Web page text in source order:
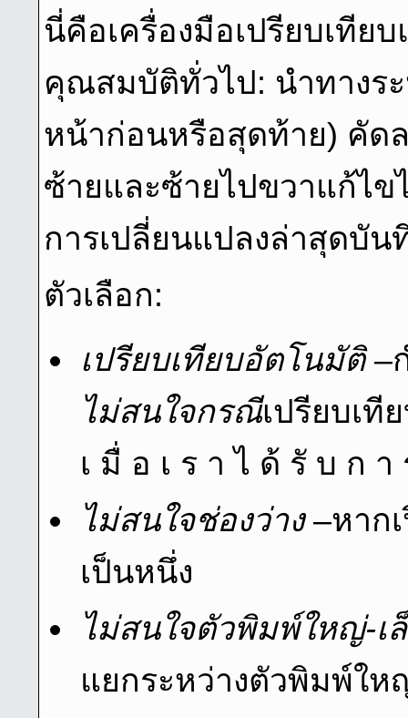
นี่คือเครื่องมือเปรียบเทีย
คุณสมบัติทั่วไป: นําทางร
หน้าก่อนหรือสุดท้าย) คัด
ซ้ายและซ้ายไปขวาแก้ไ
การเปลี่ยนแปลงล่าสุดบั
ตัวเลือก:
เปรียบเทียบอัตโนมัติ–
ไม่สนใจกรณีเปรียบเที
เ มื่ อ เ ร า ไ ด้ รั บ ก
ไม่สนใจช่องว่าง–หาก
เป็นหนึ่ง
ไม่สนใจตัวพิมพ์ใหญ่-เ
แยกระหว่างตัวพิมพ์ใ